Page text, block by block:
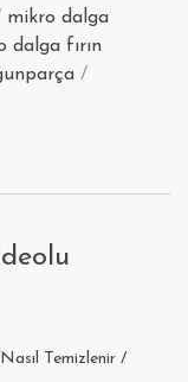
mikro dalga
dalga fırın
/
Nasıl Temizlenir /